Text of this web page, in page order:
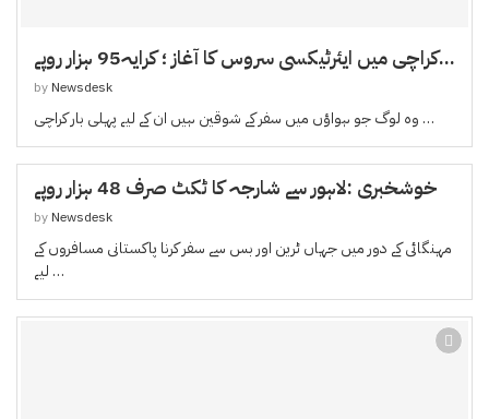
کراچی میں ایئرٹیکسی سروس کا آغاز ؛ کرایہ95 ہزار روپے...
by Newsdesk
وہ لوگ جو ہواؤں میں سفر کے شوقین ہیں ان کے لیے پہلی بار کراچی …
خوشخبری :لاہور سے شارجہ کا ٹکٹ صرف 48 ہزار روپے
by Newsdesk
مہنگائی کے دور میں جہاں ٹرین اور بس سے سفر کرنا پاکستانی مسافروں کے
لیے …